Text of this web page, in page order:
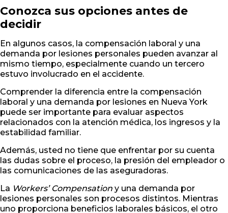
Conozca sus opciones antes de
decidir
En algunos casos, la compensación laboral y una
demanda por lesiones personales pueden avanzar al
mismo tiempo, especialmente cuando un tercero
estuvo involucrado en el accidente.
Comprender la diferencia entre la compensación
laboral y una demanda por lesiones en Nueva York
puede ser importante para evaluar aspectos
relacionados con la atención médica, los ingresos y la
estabilidad familiar.
Además, usted no tiene que enfrentar por su cuenta
las dudas sobre el proceso, la presión del empleador o
las comunicaciones de las aseguradoras.
La Workers’ Compensation y una demanda por
lesiones personales son procesos distintos. Mientras
uno proporciona beneficios laborales básicos, el otro